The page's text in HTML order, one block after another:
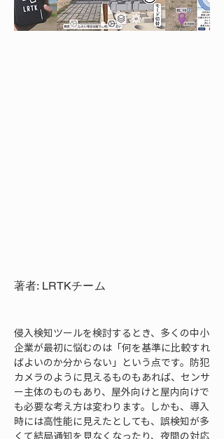
著者: LRTKチーム
侵入検知ツールを検討するとき、多くの中小
企業が最初に悩むのは「何を基準に比較すれ
ばよいのか分からない」という点です。防犯
カメラのように見えるものもあれば、センサ
ー主体のものもあり、屋外向けと屋内向けで
も必要な考え方は変わります。しかも、導入
時には高性能に見えたとしても、誤検知が多
くて結局通知を見なくなったり、夜間の対応